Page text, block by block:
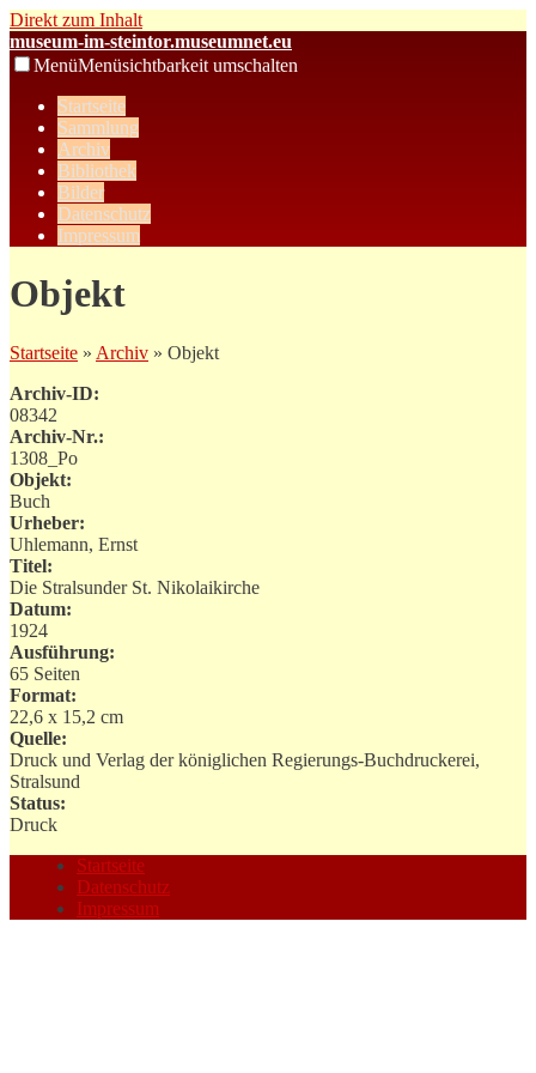
Direkt zum Inhalt
museum-im-steintor.museumnet.eu
MenüMenüsichtbarkeit umschalten
Startseite
Sammlung
Archiv
Bibliothek
Bilder
Datenschutz
Impressum
Objekt
Startseite » Archiv » Objekt
Archiv-ID:
08342
Archiv-Nr.:
1308_Po
Objekt:
Buch
Urheber:
Uhlemann, Ernst
Titel:
Die Stralsunder St. Nikolaikirche
Datum:
1924
Ausführung:
65 Seiten
Format:
22,6 x 15,2 cm
Quelle:
Druck und Verlag der königlichen Regierungs-Buchdruckerei,
Stralsund
Status:
Druck
Startseite
Datenschutz
Impressum